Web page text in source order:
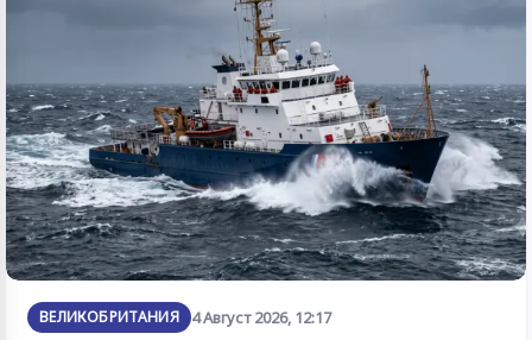
ВЕЛИКОБРИТАНИЯ 4 Август 2026, 12:17